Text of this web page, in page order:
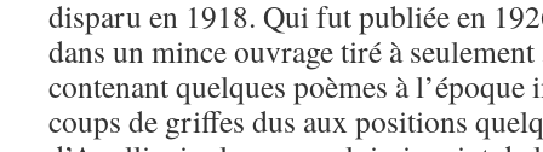
disparu en 1918. Qui fut publiée en
dans un mince ouvrage tiré à
contenant quelques poèmes à
coups de griffes dus aux positions